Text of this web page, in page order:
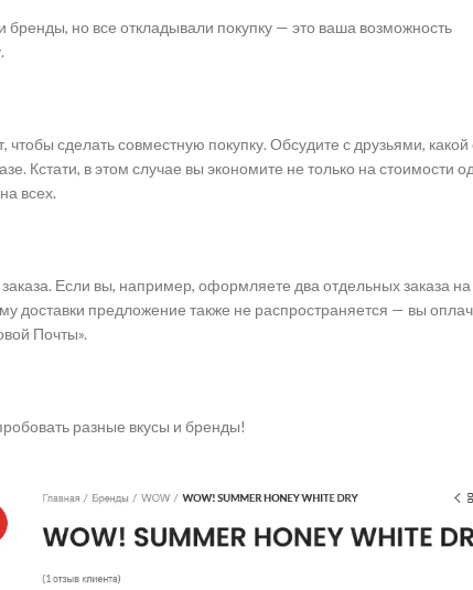
но все откладывали покупку — это ваша возможность
сделать совместную покупку. Обсудите с друзьями,
Кстати, в этом случае вы экономите не только на стоимости
всех.
Если вы, например, оформляете два отдельных заказа на
доставки предложение также не распространяется — вы
Почты».
разные вкусы и бренды!